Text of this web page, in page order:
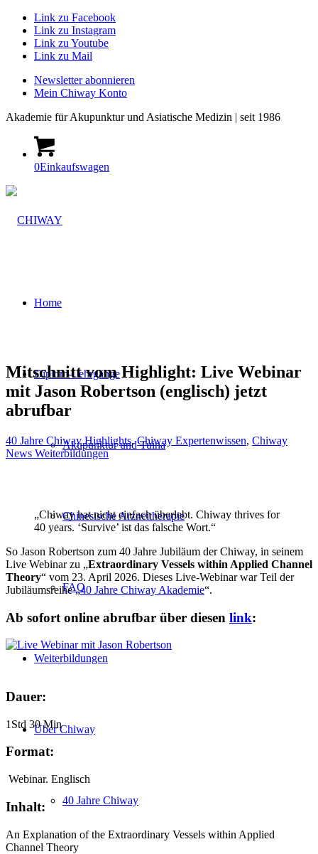
Link zu Facebook
Link zu Instagram
Link zu Youtube
Link zu Mail
Newsletter abonnieren
Mein Chiway Konto
Akademie für Akupunktur und Asiatische Medizin | seit 1986
0Einkaufswagen
Home
Diplom-Lehrgänge
Akupunktur und Tuina
Chinesische Arzneitherapie
FAQ
Weiterbildungen
Über Chiway
40 Jahre Chiway
Mitschnitt vom Highlight: Live Webinar
mit Jason Robertson (englisch) jetzt
abrufbar
40 Jahre Chiway Highlights,Chiway Expertenwissen, Chiway
News Weiterbildungen
„Chiway hat nicht einfach überlebt. Chiway thrives for
40 years. ‘Survive’ ist das falsche Wort.“
So Jason Robertson zum 40 Jahre Jubiläum der Chiway, in seinem
Live Webinar zu „Extraordinary Vessels within Applied Channel
Theory“ vom 23. April 2026. Dieses Live-Webinar war Teil der
Jubiläumsreihe „40 Jahre Chiway Akademie“.
Ab sofort online abrufbar über diesen link:
Dauer:
1Std 30 Min
Format:
Webinar. Englisch
Inhalt:
An Explanation of the Extraordinary Vessels within Applied
Channel Theory